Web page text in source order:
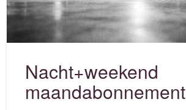
Nacht+weekend
maandabonnement